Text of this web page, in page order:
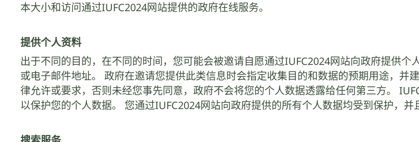
本大小和访问通过IUFC2024网站提供的政府在线服务。
提供个人资料
出于不同的目的，在不同的时间，您可能会被邀请自愿通过IUFC2024网站向政府提供
或电子邮件地址。 政府在邀请您提供此类信息时会指定收集目的和数据的预期用途，并
律允许或要求，否则未经您事先同意，政府不会将您的个人数据透露给任何第三方。
以保护您的个人数据。 您通过IUFC2024网站向政府提供的所有个人数据均受到保护，并